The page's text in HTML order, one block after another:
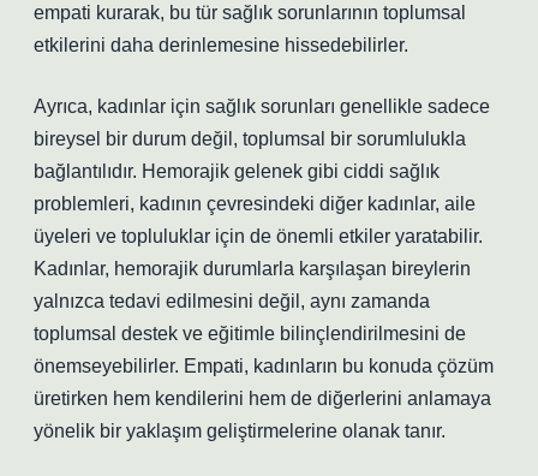
empati kurarak, bu tür sağlık sorunlarının toplumsal
etkilerini daha derinlemesine hissedebilirler.
Ayrıca, kadınlar için sağlık sorunları genellikle sadece
bireysel bir durum değil, toplumsal bir sorumlulukla
bağlantılıdır. Hemorajik gelenek gibi ciddi sağlık
problemleri, kadının çevresindeki diğer kadınlar, aile
üyeleri ve topluluklar için de önemli etkiler yaratabilir.
Kadınlar, hemorajik durumlarla karşılaşan bireylerin
yalnızca tedavi edilmesini değil, aynı zamanda
toplumsal destek ve eğitimle bilinçlendirilmesini de
önemseyebilirler. Empati, kadınların bu konuda çözüm
üretirken hem kendilerini hem de diğerlerini anlamaya
yönelik bir yaklaşım geliştirmelerine olanak tanır.